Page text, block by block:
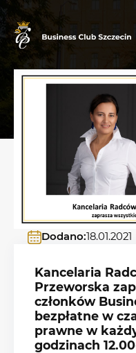
Dodano:18.01.2021
Kancelaria
Przeworska
członków
bezpłatne w
prawne w
godzinach